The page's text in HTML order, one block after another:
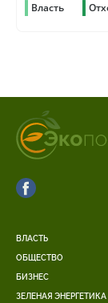
Власть
ВЛАСТЬ
ОБЩЕСТВО
БИЗНЕС
ЗЕЛЕНАЯ ЭНЕРГЕТИКА